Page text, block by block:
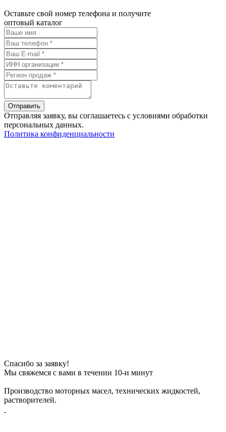
Оставьте свой номер телефона и получите
оптовый каталог
Отправить
Отправляя заявку, вы соглашаетесь с условиями обработки
персональных данных.
Политика конфиденциальности
Спасибо за заявку!
Мы свяжемся с вами в течении 10-и минут
Производство моторных масел, технических жидкостей,
растворителей.